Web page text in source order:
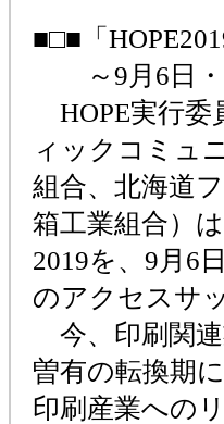
■□■「
～9月6日・7
HOPE実行委
ィックコミュ
組合、北海道
箱工業組合）
2019を、9月6
のアクセスサ
今、印刷関
曽有の転換期
印刷産業への